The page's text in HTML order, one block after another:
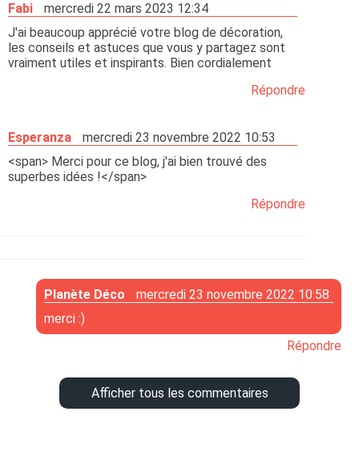
Fabi
mercredi 22 mars 2023 12:34
J'ai beaucoup apprécié votre blog de décoration,
les conseils et astuces que vous y partagez sont
vraiment utiles et inspirants. Bien cordialement
Répondre
Esperanza
mercredi 23 novembre 2022 10:53
<span> Merci pour ce blog, j'ai bien trouvé des
superbes idées !</span>
Répondre
Planète Déco
mercredi 23 novembre 2022 10:58
merci :)
Répondre
Afficher tous les commentaires